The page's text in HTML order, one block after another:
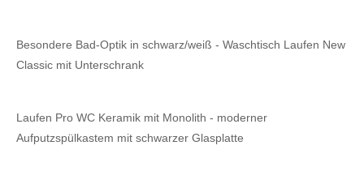
Besondere Bad-Optik in schwarz/weiß - Waschtisch Laufen New
Classic mit Unterschrank
Laufen Pro WC Keramik mit Monolith - moderner
Aufputzspülkastem mit schwarzer Glasplatte